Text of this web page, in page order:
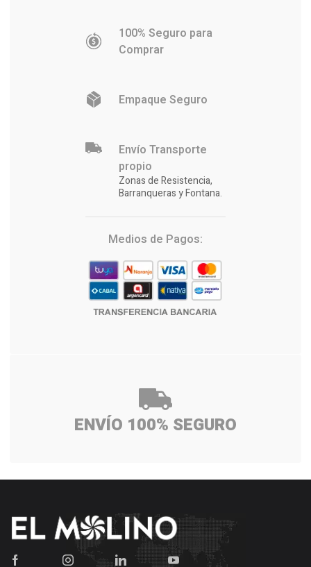
100% Seguro para
Comprar
Empaque Seguro
Envío Transporte
propio
Zonas de Resistencia,
Barranqueras y Fontana.
Medios de Pagos:
ENVÍO 100% SEGURO